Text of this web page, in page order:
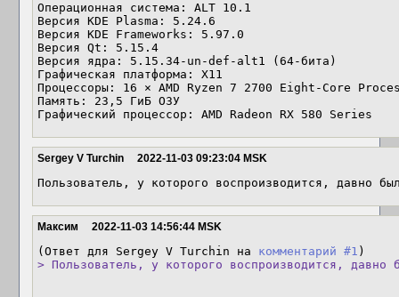
Операционная система: ALT 10.1
Версия KDE Plasma: 5.24.6
Версия KDE Frameworks: 5.97.0
Версия Qt: 5.15.4
Версия ядра: 5.15.34-un-def-alt1 (64-бита)
Графическая платформа: X11
Процессоры: 16 × AMD Ryzen 7 2700 Eight-Core
Память: 23,5 ГиБ ОЗУ
Графический процессор: AMD Radeon RX 580 Series
Sergey V Turchin 2022-11-03 09:23:04 MSK
Пользователь, у которого воспроизводится, давно
Максим 2022-11-03 14:56:44 MSK
(Ответ для Sergey V Turchin на комментарий #1
> Пользователь, у которого воспроизводится, давно